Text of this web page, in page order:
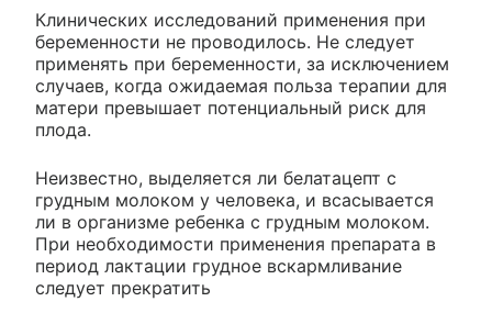
Клинических исследований применения при
беременности не проводилось. Не следует
применять при беременности, за исключением
случаев, когда ожидаемая польза терапии для
матери превышает потенциальный риск для
плода.
Неизвестно, выделяется ли белатацепт с
грудным молоком у человека, и всасывается
ли в организме ребенка с грудным молоком.
При необходимости применения препарата в
период лактации грудное вскармливание
следует прекратить